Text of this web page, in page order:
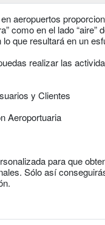
aeropuertos
como en el lado
que resultará en un
realizar las
y Clientes
Aeroportuaria
para que
Sólo así